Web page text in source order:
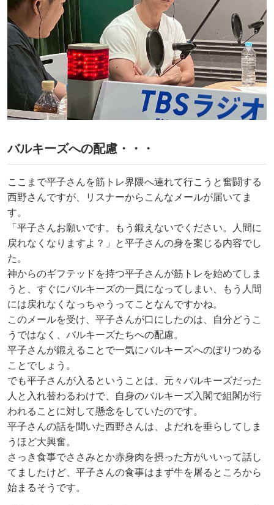
バルキーズへの配慮・・・
ここまで平子さんを筋トレ界隈へ連れて行こうと奮闘する
西野さんですが、リスナーからこんなメールが届いてま
す。
「平子さんお願いです。もう鍛えないでください。人間に
戻れなくなりますよ？」と平子さんの身を案じる内容でし
た。
神からのギフテッドを持つ平子さんが筋トレを始めてしま
うと、すぐにバルキーズの一員になってしまい、もう人間
には戻れなくなっちゃうってことなんですかね。
このメールを受け、平子さんが口にしたのは、自分どうこ
うではなく、バルキーズたちへの配慮。
平子さんが鍛えることで一気にバルキーズへのぼりつめる
ことでしょう。
でも平子さんが入るということは、元々バルキーズだった
人と入れ替わるわけで、自身のバルキーズ入閣で組閣が行
われることに対して懸念をしていたのです。
平子さんの話を聞いた西野さんは、よだれを垂らしてしま
うほど大興奮。
さっき食事でささみとか赤身肉を摂った方がいいって話し
てましたけど、平子さんの食事はまず牛を屠るところから
始まるそうです。